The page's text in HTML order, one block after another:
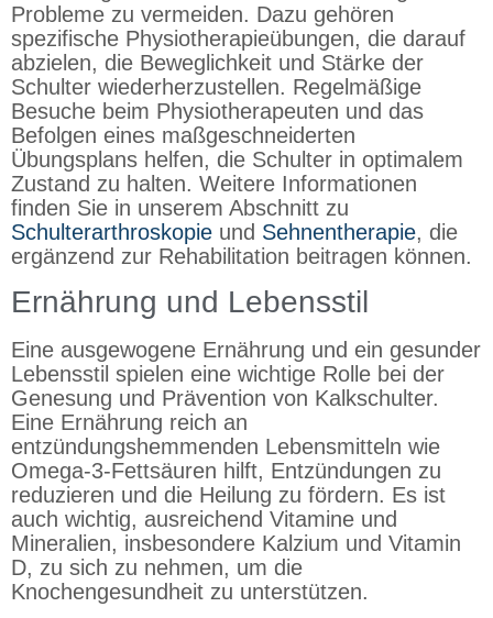
Probleme zu vermeiden. Dazu gehören
spezifische Physiotherapieübungen, die darauf
abzielen, die Beweglichkeit und Stärke der
Schulter wiederherzustellen. Regelmäßige
Besuche beim Physiotherapeuten und das
Befolgen eines maßgeschneiderten
Übungsplans helfen, die Schulter in optimalem
Zustand zu halten. Weitere Informationen
finden Sie in unserem Abschnitt zu
Schulterarthroskopie und Sehnentherapie, die
ergänzend zur Rehabilitation beitragen können.
Ernährung und Lebensstil
Eine ausgewogene Ernährung und ein gesunder
Lebensstil spielen eine wichtige Rolle bei der
Genesung und Prävention von Kalkschulter.
Eine Ernährung reich an
entzündungshemmenden Lebensmitteln wie
Omega-3-Fettsäuren hilft, Entzündungen zu
reduzieren und die Heilung zu fördern. Es ist
auch wichtig, ausreichend Vitamine und
Mineralien, insbesondere Kalzium und Vitamin
D, zu sich zu nehmen, um die
Knochengesundheit zu unterstützen.